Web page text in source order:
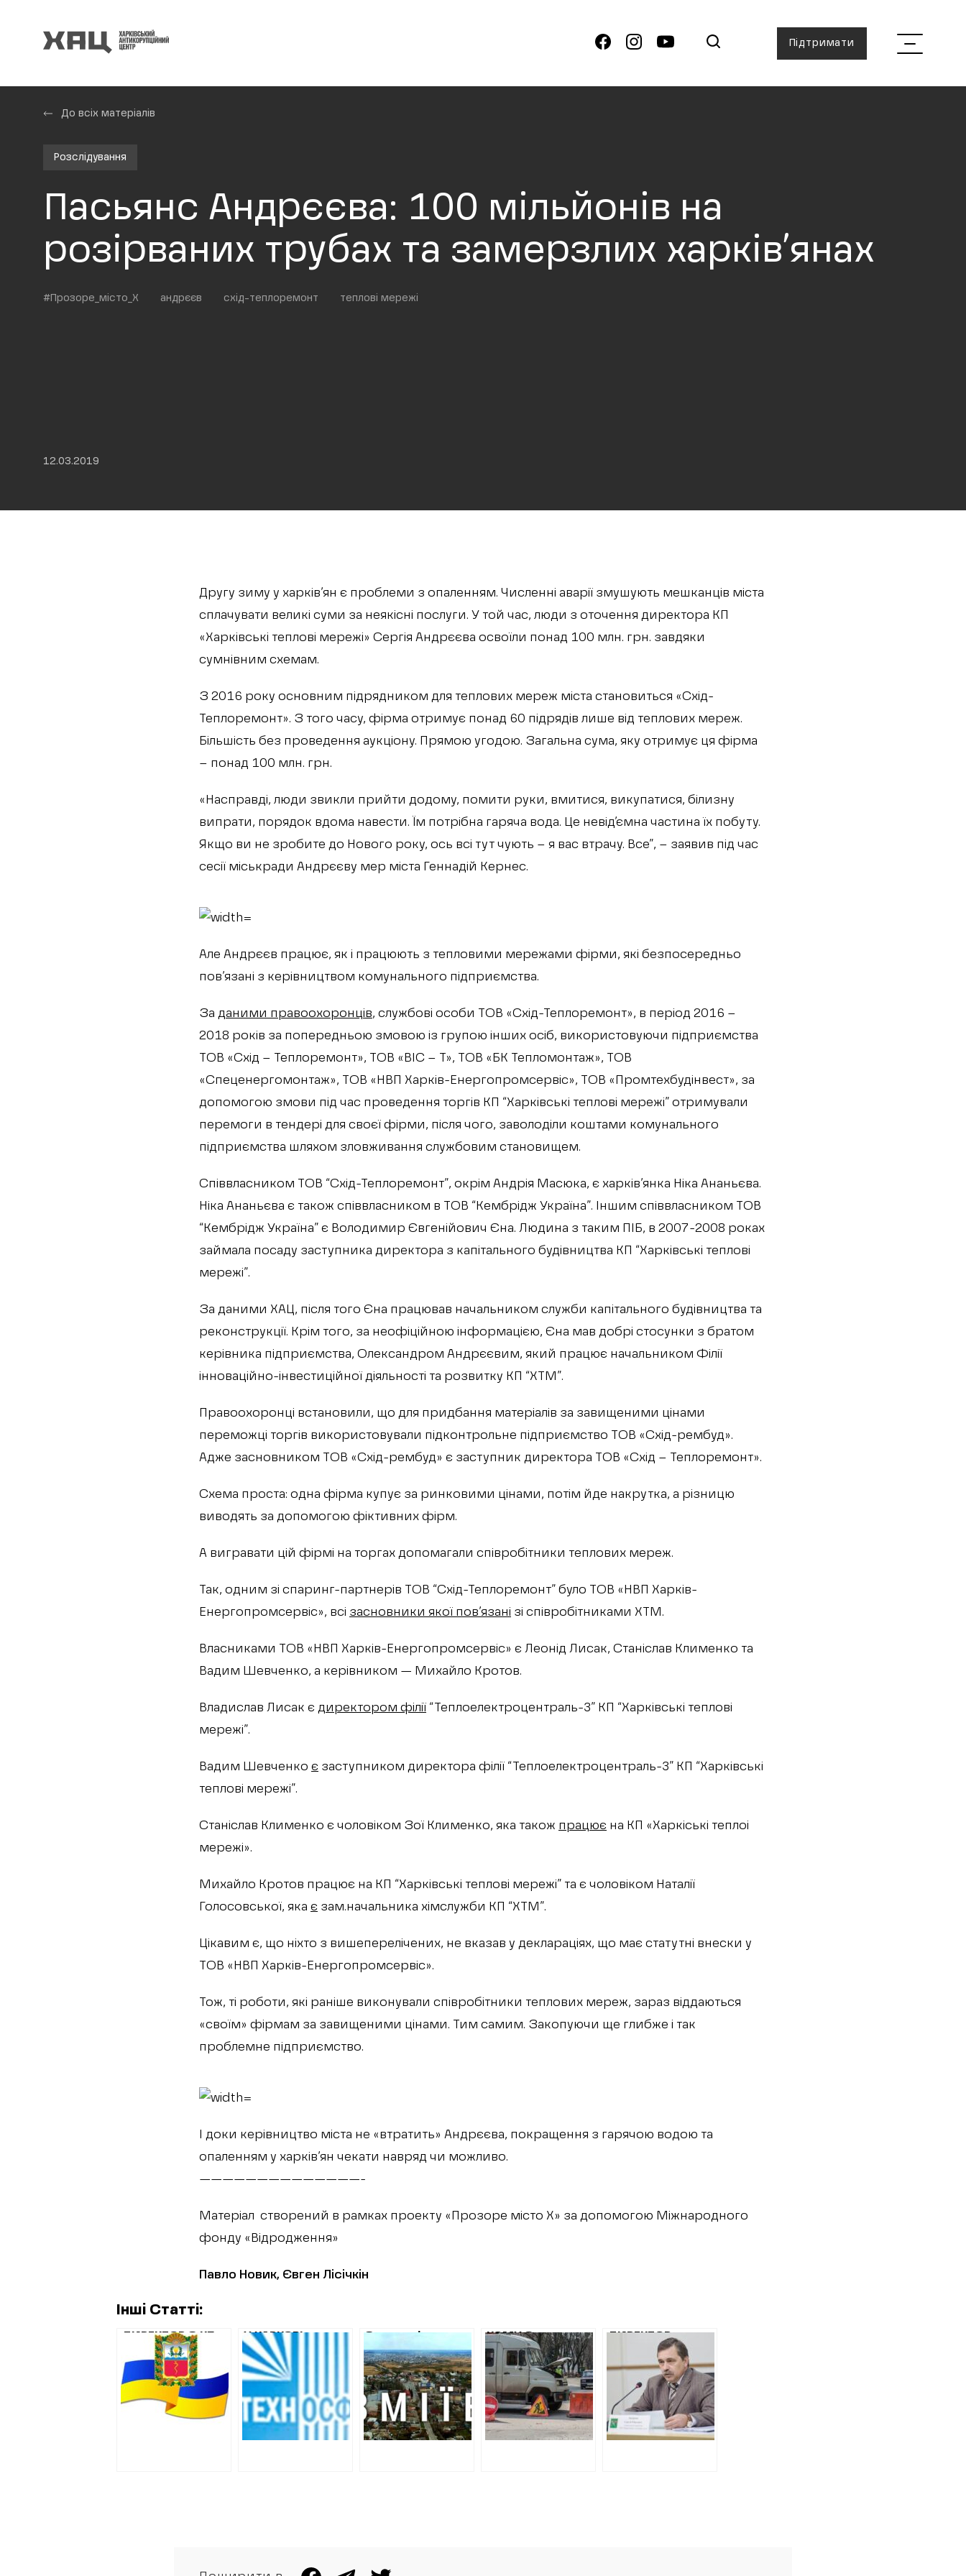
Підтримати
До всіх матеріалів
Розслідування
Пасьянс Андрєєва: 100 мільйонів на
розірваних трубах та замерзлих харків’янах
#Прозоре_місто_Х андрєєв схід-теплоремонт теплові мережі
12.03.2019
Другу зиму у харків’ян є проблеми з опаленням. Численні аварії змушують мешканців міста
сплачувати великі суми за неякісні послуги. У той час, люди з оточення директора КП
«Харківські теплові мережі» Сергія Андрєєва освоїли понад 100 млн. грн. завдяки
сумнівним схемам.
З 2016 року основним підрядником для теплових мереж міста становиться «Схід-
Теплоремонт». З того часу, фірма отримує понад 60 підрядів лише від теплових мереж.
Більшість без проведення аукціону. Прямою угодою. Загальна сума, яку отримує ця фірма
– понад 100 млн. грн.
«Насправді, люди звикли прийти додому, помити руки, вмитися, викупатися, білизну
випрати, порядок вдома навести. Їм потрібна гаряча вода. Це невід’ємна частина їх побуту.
Якщо ви не зробите до Нового року, ось всі тут чують – я вас втрачу. Все”, – заявив під час
сесії міськради Андрєєву мер міста Геннадій Кернес.
Але Андрєєв працює, як і працюють з тепловими мережами фірми, які безпосередньо
пов’язані з керівництвом комунального підприємства.
За даними правоохоронців, службові особи ТОВ «Схід-Теплоремонт», в період 2016 –
2018 років за попередньою змовою із групою інших осіб, використовуючи підприємства
ТОВ «Схід – Теплоремонт», ТОВ «ВІС – Т», ТОВ «БК Тепломонтаж», ТОВ
«Спеценергомонтаж», ТОВ «НВП Харків-Енергопромсервіс», ТОВ «Промтехбудінвест», за
допомогою змови під час проведення торгів КП “Харківські теплові мережі” отримували
перемоги в тендері для своєї фірми, після чого, заволоділи коштами комунального
підприємства шляхом зловживання службовим становищем.
Співвласником ТОВ “Схід-Теплоремонт”, окрім Андрія Масюка, є харків’янка Ніка Ананьєва.
Ніка Ананьєва є також співвласником в ТОВ “Кембрідж Україна”. Іншим співвласником ТОВ
“Кембрідж Україна” є Володимир Євгенійович Єна. Людина з таким ПІБ, в 2007-2008 роках
займала посаду заступника директора з капітального будівництва КП “Харківські теплові
мережі”.
За даними ХАЦ, після того Єна працював начальником служби капітального будівництва та
реконструкції. Крім того, за неофіційною інформацією, Єна мав добрі стосунки з братом
керівника підприємства, Олександром Андрєєвим, який працює начальником Філії
інноваційно-інвестиційної діяльності та розвитку КП “ХТМ”.
Правоохоронці встановили, що для придбання матеріалів за завищеними цінами
переможці торгів використовували підконтрольне підприємство ТОВ «Схід-рембуд».
Адже засновником ТОВ «Схід-рембуд» є заступник директора ТОВ «Схід – Теплоремонт».
Схема проста: одна фірма купує за ринковими цінами, потім йде накрутка, а різницю
виводять за допомогою фіктивних фірм.
А вигравати цій фірмі на торгах допомагали співробітники теплових мереж.
Так, одним зі спаринг-партнерів ТОВ “Схід-Теплоремонт” було ТОВ «НВП Харків-
Енергопромсервіс», всі засновники якої пов’язані зі співробітниками ХТМ.
Власниками ТОВ «НВП Харків-Енергопромсервіс» є Леонід Лисак, Станіслав Клименко та
Вадим Шевченко, а керівником — Михайло Кротов.
Владислав Лисак є директором філії “Теплоелектроцентраль-3” КП “Харківські теплові
мережі”.
Вадим Шевченко є заступником директора філії “Теплоелектроцентраль-3” КП “Харківські
теплові мережі”.
Станіслав Клименко є чоловіком Зої Клименко, яка також працює на КП «Харкіські теплоі
мережі».
Михайло Кротов працює на КП “Харківські теплові мережі” та є чоловіком Наталії
Голосовської, яка є зам.начальника хімслужби КП “ХТМ”.
Цікавим є, що ніхто з вишеперелічених, не вказав у деклараціях, що має статутні внески у
ТОВ «НВП Харків-Енергопромсервіс».
Тож, ті роботи, які раніше виконували співробітники теплових мереж, зараз віддаються
«своїм» фірмам за завищеними цінами. Тим самим. Закопуючи ще глибже і так
проблемне підприємство.
І доки керівництво міста не «втратить» Андрєєва, покращення з гарячою водою та
опаленням у харків’ян чекати навряд чи можливо.
——————————————-
Матеріал створений в рамках проекту «Прозоре місто Х» за допомогою Міжнародного
фонду «Відродження»
Павло Новик, Євген Лісічкін
Інші Статті:
ДИРЕКТОР З КП
КЕРНЕСА ТА ЙОГО
ЗАСТУПНИК
РОЗІГРАЛИ 11
МІЛЬЙОНІВ НА
РЕМОНТ
У ХАРКОВІ
РОЗДЕРЕБАНИЛИ
ТЕНДЕР НА
РЕМОНТ БУДІВЛІ
СУДУ ВАРТІСТЮ
4 МІЛЬЙОНИ
Земельні
подарунки у
Змійові: як
місцеві депутати
та їх родичі
отримують
ділянки
КОМУ З
ПРИВАТНИХ ФІРМ
ДЕПАРТАМЕНТ
ЧУМАКОВА
ПЛАТИВ ЗА
РЕМОНТ ДОРІГ У
КВІТНІ
ДИРЕКТОР
ТЕПЛОМЕРЕЖ
АНДРЄЄВ
ПОЗИЧИВ СКП
«ХАРКІВГОРЛІФТ»
100 ТИСЯЧ
ДОЛАРІВ